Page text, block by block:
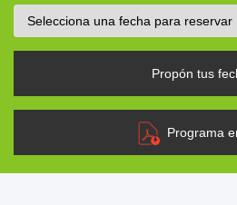
Propón tus
Programa